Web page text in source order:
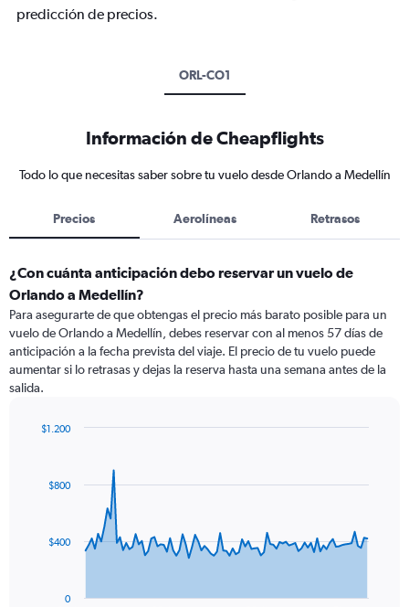
predicción de precios.
ORL-CO1
Información de Cheapflights
Todo lo que necesitas saber sobre tu vuelo desde Orlando a Medellín
Precios Aerolíneas Retrasos
¿Con cuánta anticipación debo reservar un vuelo de
Orlando a Medellín?
Para asegurarte de que obtengas el precio más barato posible para un
vuelo de Orlando a Medellín, debes reservar con al menos 57 días de
anticipación a la fecha prevista del viaje. El precio de tu vuelo puede
aumentar si lo retrasas y dejas la reserva hasta una semana antes de la
salida.
data
The
0
$400
$800
$1.200